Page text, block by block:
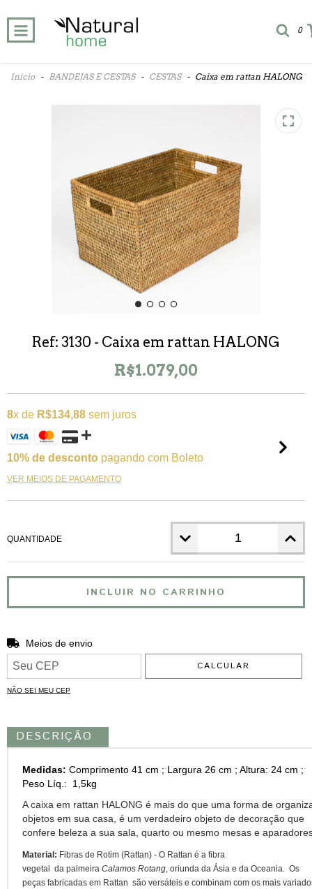
0
Início - BANDEJAS E CESTAS - CESTAS - Caixa em rattan HALONG
Ref: 3130 - Caixa em rattan HALONG
R$1.079,00
8x de R$134,88 sem juros
10% de desconto pagando com Boleto
VER MEIOS DE PAGAMENTO
QUANTIDADE
Entregas para o CEP:
Meios de envio
CALCULAR
NÃO SEI MEU CEP
DESCRIÇÃO
Medidas: Comprimento 41 cm ; Largura 26 cm ; Altura: 24 cm ;
Peso Líq.: 1,5kg
A caixa em rattan HALONG é mais do que uma forma de
objetos em sua casa, é um verdadeiro objeto de decoração que
confere beleza a sua sala, quarto ou mesmo mesas e
Material: Fibras de Rotim (Rattan) - O Rattan é a fibra
vegetal da palmeira Calamos Rotang , oriunda da Ásia e da Oceania. Os
peças fabricadas em Rattan são versáteis e combinam com os mais